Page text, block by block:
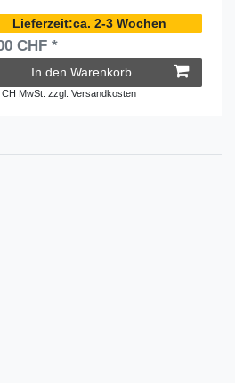
ca. 2-3 Wochen
CHF *
In den Warenkorb
MwSt. zzgl.Versandkosten